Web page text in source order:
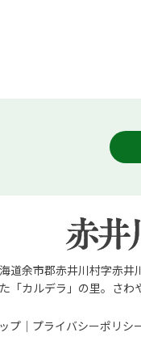
道余市郡赤井川村字
「カルデラ」の里。さ
プ プライバシーポリシ